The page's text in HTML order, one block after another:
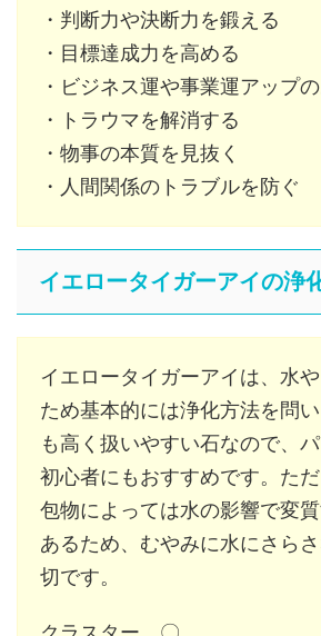
・判断力や決断力を鍛える
・目標達成力を高める
・ビジネス運や事業運アップ
・トラウマを解消する
・物事の本質を見抜く
・人間関係のトラブルを防ぐ
イエロータイガーアイの浄
イエロータイガーアイは、水
ため基本的には浄化方法を問
も高く扱いやすい石なので、
初心者にもおすすめです。た
包物によっては水の影響で変
あるため、むやみに水にさら
切です。